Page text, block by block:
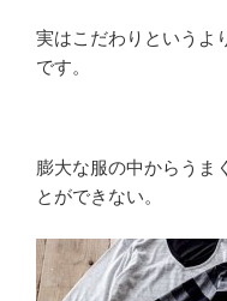
実はこだわりというよ
です。
膨大な服の中からうま
とができない。